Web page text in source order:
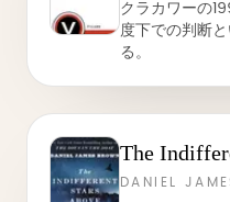
クラカワーの
度下での判断
る。
The
DANIEL